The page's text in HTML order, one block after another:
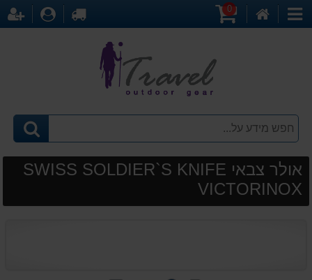
קטגוריות
0
לקופה
אולר צבאי SWISS SOLDIER`S KNIFE
VICTORINOX